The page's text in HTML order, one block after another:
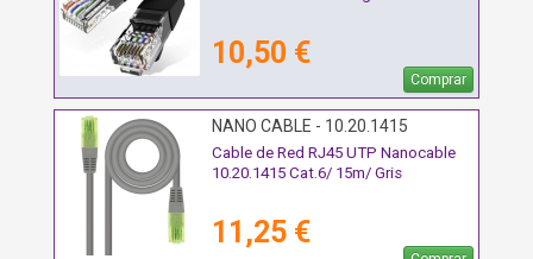
10,50 €
Comprar
NANO CABLE - 10.20.1415
Cable de Red RJ45 UTP Nanocable
10.20.1415 Cat.6/ 15m/ Gris
11,25 €